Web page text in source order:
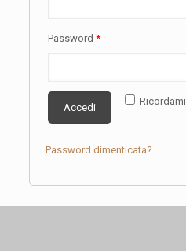
Password *
Ricordami
Accedi
Password dimenticata?